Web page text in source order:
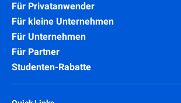
Für Privatanwender
Für kleine Unternehmen
Für Unternehmen
Für Partner
Studenten-Rabatte